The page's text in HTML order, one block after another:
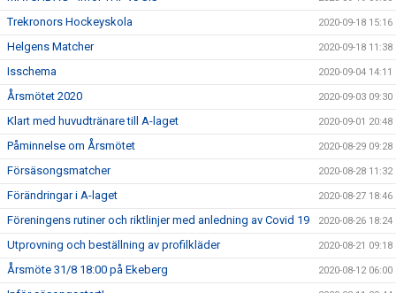
Trekronors Hockeyskola 2020-09-18 15:16
Helgens Matcher 2020-09-18 11:38
Isschema 2020-09-04 14:11
Årsmötet 2020 2020-09-03 09:30
Klart med huvudtränare till A-laget 2020-09-01 20:48
Påminnelse om Årsmötet 2020-08-29 09:28
Försäsongsmatcher 2020-08-28 11:32
Förändringar i A-laget 2020-08-27 18:46
Föreningens rutiner och riktlinjer med anledning av Covid 19 2020-08-26 18:24
Utprovning och beställning av profilkläder 2020-08-21 09:18
Årsmöte 31/8 18:00 på Ekeberg 2020-08-12 06:00